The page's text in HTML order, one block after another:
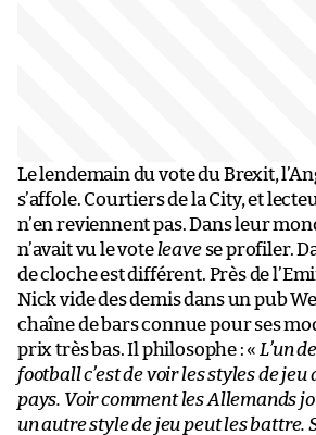
Le lendemain du vote du Brexit,
s’affole. Courtiers de la City, et
n’en reviennent pas. Dans leur
n’avait vu le vote leavese profiler.
de cloche est différent. Près de
Nick vide des demis dans un pub
chaîne de bars connue pour ses
prix très bas. Il philosophe : « L’un
football c’est de voir les styles de
pays. Voir comment les Allemands
un autre style de jeu peut les battre.